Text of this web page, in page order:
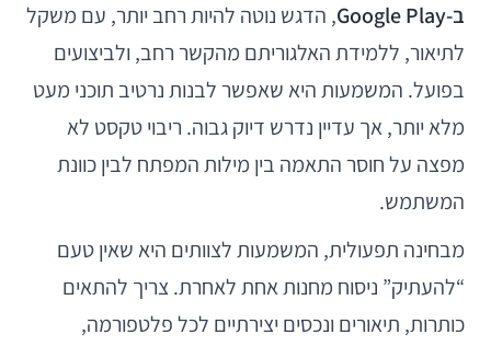
ב-Google Play
, הדגש נוטה להיות רחב יותר, עם משקל
לתיאור, ללמידת האלגוריתם מהקשר רחב, ולביצועים
בפועל. המשמעות היא שאפשר לבנות נרטיב תוכני מעט
מלא יותר, אך עדיין נדרש דיוק גבוה. ריבוי טקסט לא
מפצה על חוסר התאמה בין מילות המפתח לבין כוונת
המשתמש.
מבחינה תפעולית, המשמעות לצוותים היא שאין טעם
“להעתיק” ניסוח מחנות אחת לאחרת. צריך להתאים
כותרות, תיאורים ונכסים יצירתיים לכל פלטפורמה,